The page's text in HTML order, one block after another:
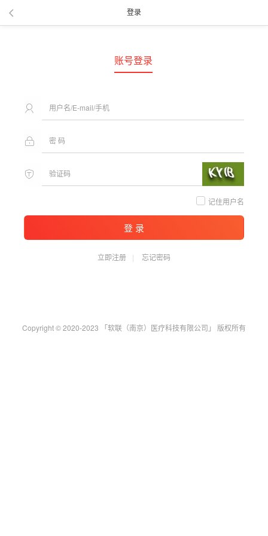
登录
账号登录
记住用户名
登 录
立即注册 忘记密码
Copyright © 2020-2023 「软联（南京）医疗科技有限公司」 版权所有